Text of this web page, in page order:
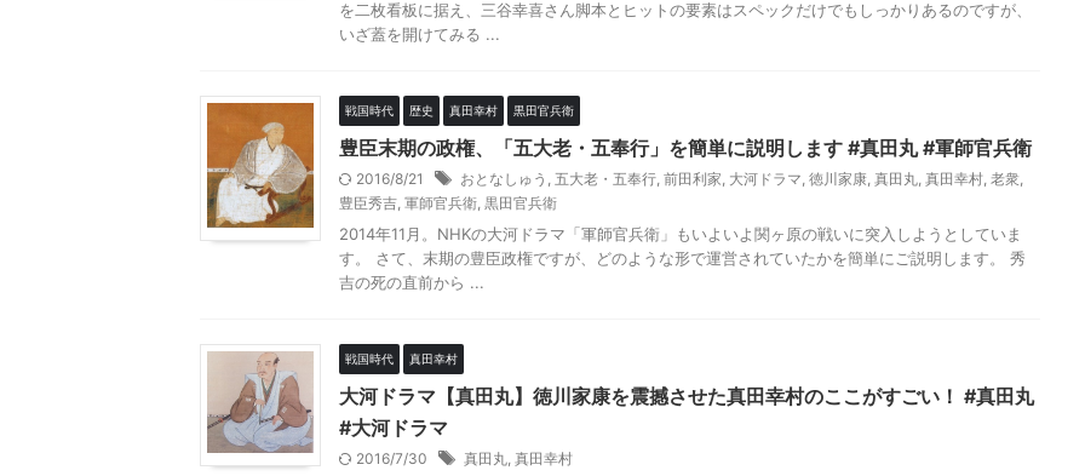
を二枚看板に据え、三谷幸喜さん脚本とヒットの要素はスペックだけでもしっかりあるのですが、
いざ蓋を開けてみる ...
戦国時代 歴史 真田幸村 黒田官兵衛
豊臣末期の政権、「五大老・五奉行」を簡単に説明します #真田丸 #軍師官兵衛
2016/8/21 おとなしゅう , 五大老・五奉行, 前田利家, 大河ドラマ, 徳川家康, 真田丸, 真田幸村, 老衆,
豊臣秀吉, 軍師官兵衛, 黒田官兵衛
2014年11月。NHKの大河ドラマ「軍師官兵衛」もいよいよ関ヶ原の戦いに突入しようとしていま
す。 さて、末期の豊臣政権ですが、どのような形で運営されていたかを簡単にご説明します。 秀
吉の死の直前から ...
戦国時代 真田幸村
大河ドラマ【真田丸】徳川家康を震撼させた真田幸村のここがすごい！ #真田丸
#大河ドラマ
2016/7/30 真田丸, 真田幸村